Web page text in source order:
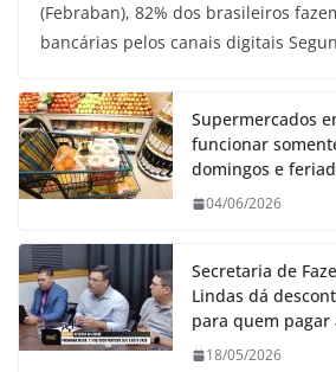
(Febraban), 82% dos brasileiros
bancárias pelos canais digitais
Supermercados
funcionar
domingos e
04/06/2026
Secretaria de
Lindas dá
para quem pagar
18/05/2026